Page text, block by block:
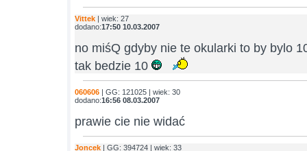
Vittek | wiek: 27
dodano:17:50 10.03.2007
no miśQ gdyby nie te okularki to by bylo
tak bedzie 10
060606 | GG: 121025 | wiek: 30
dodano:16:56 08.03.2007
prawie cie nie widać
Joncek | GG: 394724 | wiek: 33